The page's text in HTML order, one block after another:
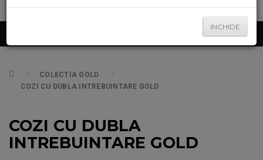
COLECTIA GOLD
COZI CU DUBLA INTREBUINTARE GOLD
COZI CU DUBLA
INTREBUINTARE GOLD
INCHIDE